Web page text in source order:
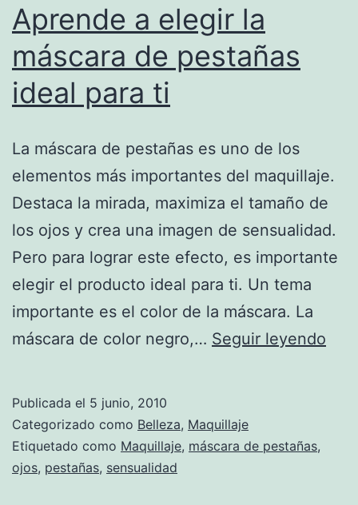
Aprende a elegir la
máscara de pestañas
ideal para ti
La máscara de pestañas es uno de los
elementos más importantes del maquillaje.
Destaca la mirada, maximiza el tamaño de
los ojos y crea una imagen de sensualidad.
Pero para lograr este efecto, es importante
elegir el producto ideal para ti. Un tema
importante es el color de la máscara. La
máscara de color negro,… Seguir leyendo
Publicada el 5 junio, 2010
Categorizado como Belleza, Maquillaje
Etiquetado como Maquillaje, máscara de pestañas,
ojos, pestañas, sensualidad